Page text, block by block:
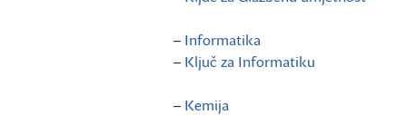
– Informatika
– Ključ za Informatiku
– Kemija